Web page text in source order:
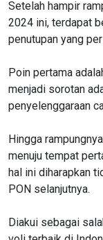
Setelah hampir
2024 ini, terdapat
penutupan yang
Poin pertama
menjadi sorotan
penyelenggaraan
Hingga
menuju tempat
hal ini diharapkan
PON selanjutnya.
Diakui sebagai